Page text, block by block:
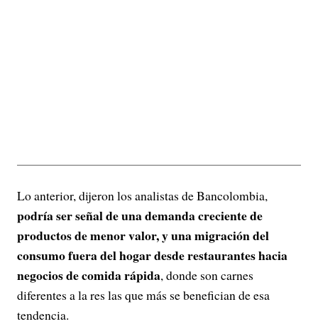
Lo anterior, dijeron los analistas de Bancolombia,
podría ser señal de una demanda creciente de
productos de menor valor, y una migración del
consumo fuera del hogar desde restaurantes hacia
negocios de comida rápida, donde son carnes
diferentes a la res las que más se benefician de esa
tendencia.